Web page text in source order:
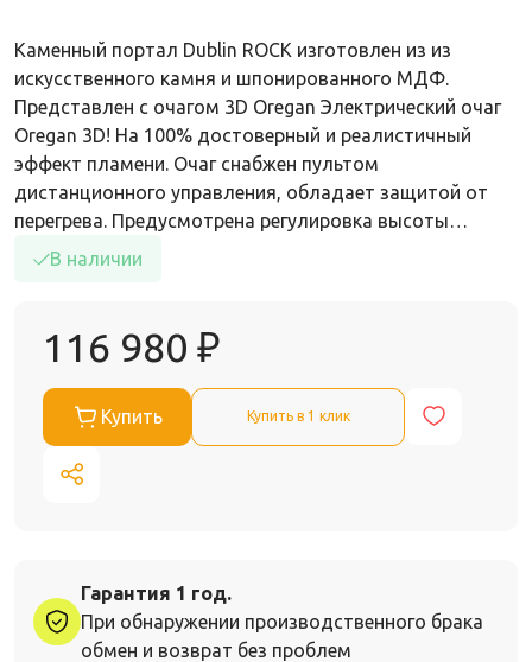
Каменный портал Dublin ROCK изготовлен из из
искусственного камня и шпонированного МДФ.
Представлен с очагом 3D Oregan Электрический очаг
Oregan 3D! На 100% достоверный и реалистичный
эффект пламени. Очаг снабжен пультом
дистанционного управления, обладает защитой от
перегрева. Предусмотрена регулировка высоты…
В наличии
116 980 ₽
Купить Купить в 1 клик
Гарантия 1 год.
При обнаружении производственного брака
обмен и возврат без проблем